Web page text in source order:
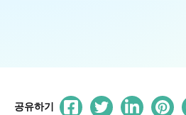
공유하기